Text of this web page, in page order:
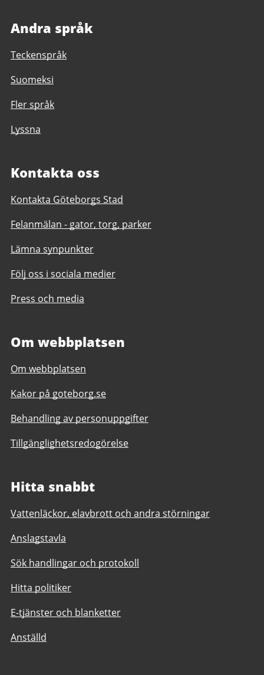
Andra språk
Teckenspråk
Suomeksi
Fler språk
Lyssna
Kontakta oss
Kontakta Göteborgs Stad
Felanmälan - gator, torg, parker
Lämna synpunkter
Följ oss i sociala medier
Press och media
Om webbplatsen
Om webbplatsen
Kakor på goteborg.se
Behandling av personuppgifter
Tillgänglighetsredogörelse
Hitta snabbt
Vattenläckor, elavbrott och andra störningar
Anslagstavla
Sök handlingar och protokoll
Hitta politiker
E-tjänster och blanketter
Anställd